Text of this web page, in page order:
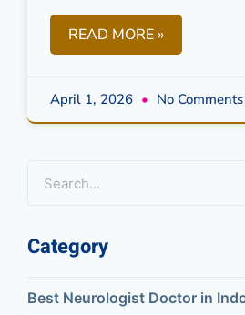
READ MORE »
April 1, 2026 No Comments
Category
Best Neurologist Doctor in